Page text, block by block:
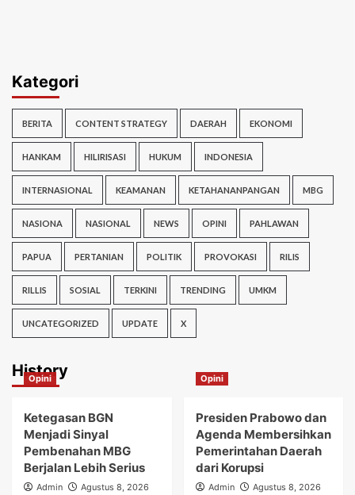
Kategori
BERITA CONTENT STRATEGY DAERAH EKONOMI
HANKAM HILIRISASI HUKUM INDONESIA
INTERNASIONAL KEAMANAN KETAHANANPANGAN MBG
NASIONA NASIONAL NEWS OPINI PAHLAWAN
PAPUA PERTANIAN POLITIK PROVOKASI RILIS
RILLIS SOSIAL TERKINI TRENDING UMKM
UNCATEGORIZED UPDATE X
History
Opini
Ketegasan BGN
Menjadi Sinyal
Pembenahan MBG
Berjalan Lebih Serius
Admin
Agustus 8, 2026
Opini
Presiden Prabowo dan
Agenda Membersihkan
Pemerintahan Daerah
dari Korupsi
Admin
Agustus 8, 2026